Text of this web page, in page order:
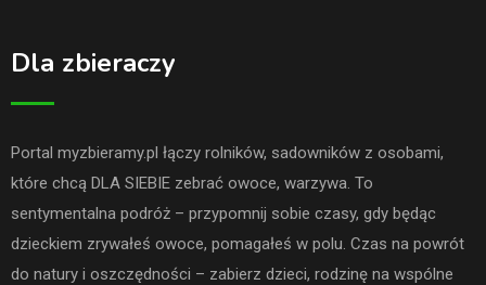
Dla zbieraczy
Portal myzbieramy.pl łączy rolników, sadowników z osobami,
które chcą DLA SIEBIE zebrać owoce, warzywa. To
sentymentalna podróż – przypomnij sobie czasy, gdy będąc
dzieckiem zrywałeś owoce, pomagałeś w polu. Czas na powrót
do natury i oszczędności – zabierz dzieci, rodzinę na wspólne